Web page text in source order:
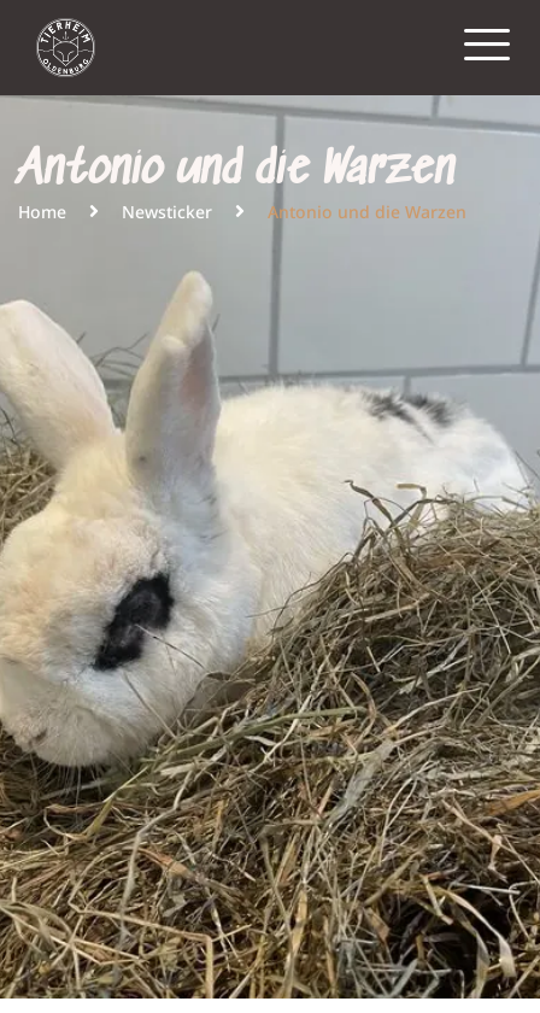
Antonio und die Warzen
Home Newsticker Antonio und die Warzen